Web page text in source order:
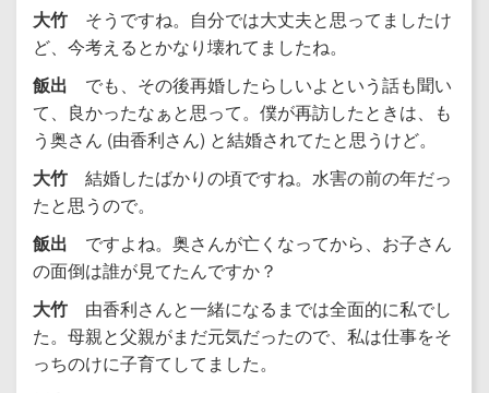
大竹 そうですね。自分では大丈夫と思ってましたけ
ど、今考えるとかなり壊れてましたね。
飯出 でも、その後再婚したらしいよという話も聞い
て、良かったなぁと思って。僕が再訪したときは、も
う奥さん (由香利さん) と結婚されてたと思うけど。
大竹 結婚したばかりの頃ですね。水害の前の年だっ
たと思うので。
飯出 ですよね。奥さんが亡くなってから、お子さん
の面倒は誰が見てたんですか？
大竹 由香利さんと一緒になるまでは全面的に私でし
た。母親と父親がまだ元気だったので、私は仕事をそ
っちのけに子育てしてました。